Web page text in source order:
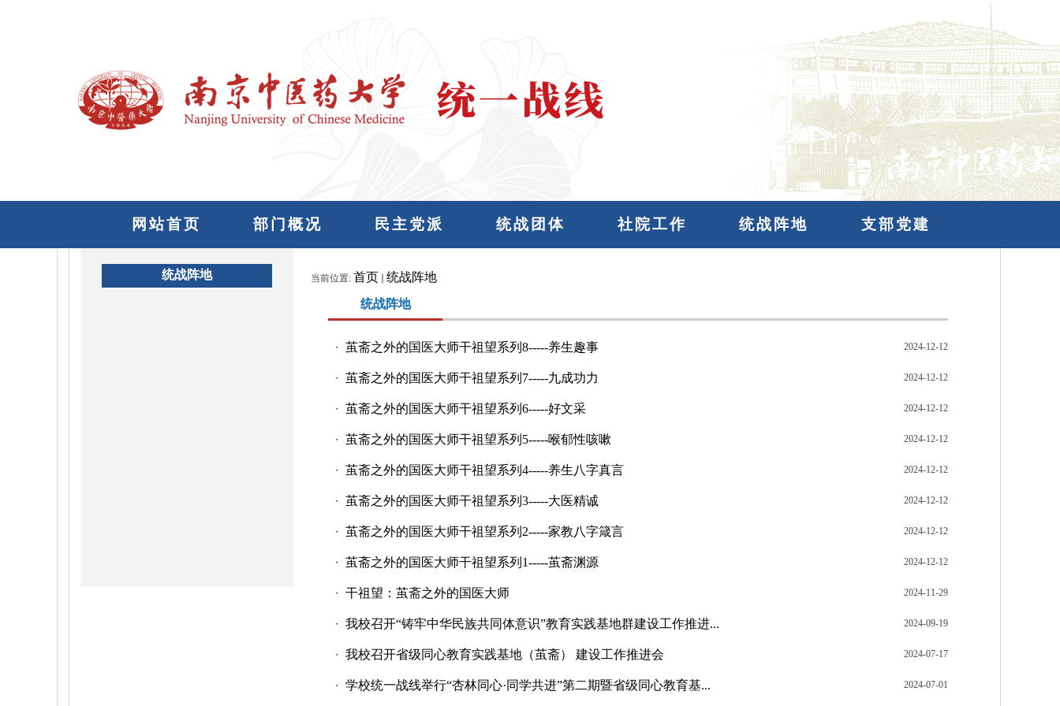
网站首页 部门概况 民主党派 统战团体 社院工作 统战阵地 支部党建
统战阵地 当前位置: 首页 统战阵地
统战阵地
・ 茧斋之外的国医大师干祖望系列8-----养生趣事 2024-12-12
・ 茧斋之外的国医大师干祖望系列7-----九成功力 2024-12-12
・ 茧斋之外的国医大师干祖望系列6-----好文采 2024-12-12
・ 茧斋之外的国医大师干祖望系列5-----喉郁性咳嗽 2024-12-12
・ 茧斋之外的国医大师干祖望系列4-----养生八字真言 2024-12-12
・ 茧斋之外的国医大师干祖望系列3-----大医精诚 2024-12-12
・ 茧斋之外的国医大师干祖望系列2-----家教八字箴言 2024-12-12
・ 茧斋之外的国医大师干祖望系列1-----茧斋渊源 2024-12-12
・ 干祖望：茧斋之外的国医大师 2024-11-29
・ 我校召开“铸牢中华民族共同体意识”教育实践基地群建设工作推进... 2024-09-19
・ 我校召开省级同心教育实践基地（茧斋） 建设工作推进会 2024-07-17
・ 学校统一战线举行“杏林同心·同学共进”第二期暨省级同心教育基... 2024-07-01